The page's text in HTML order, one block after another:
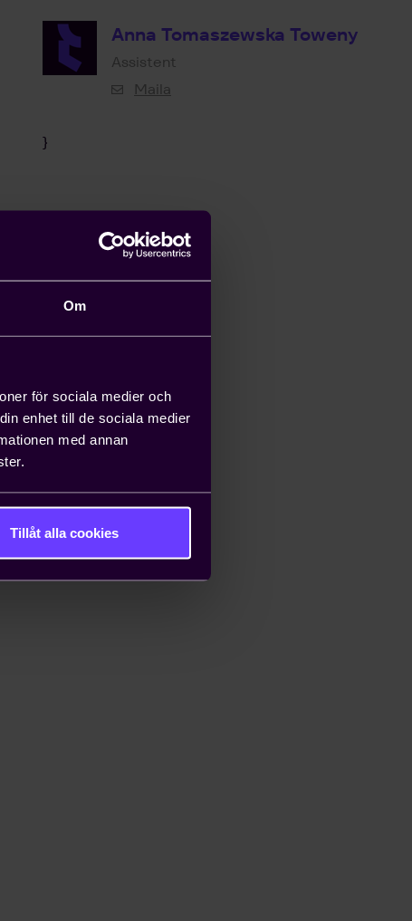
Om
för sociala medier och
enhet till de sociala medier
med annan
Tillåt alla cookies
Anna Tomaszewska Toweny
Assistent
Maila
}